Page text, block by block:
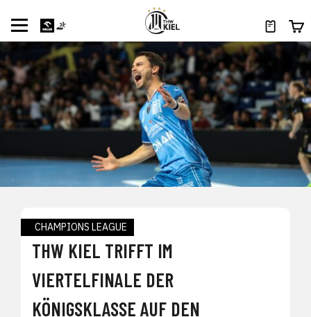
CHAMPIONS LEAGUE
THW KIEL TRIFFT IM
VIERTELFINALE DER
KÖNIGSKLASSE AUF DEN